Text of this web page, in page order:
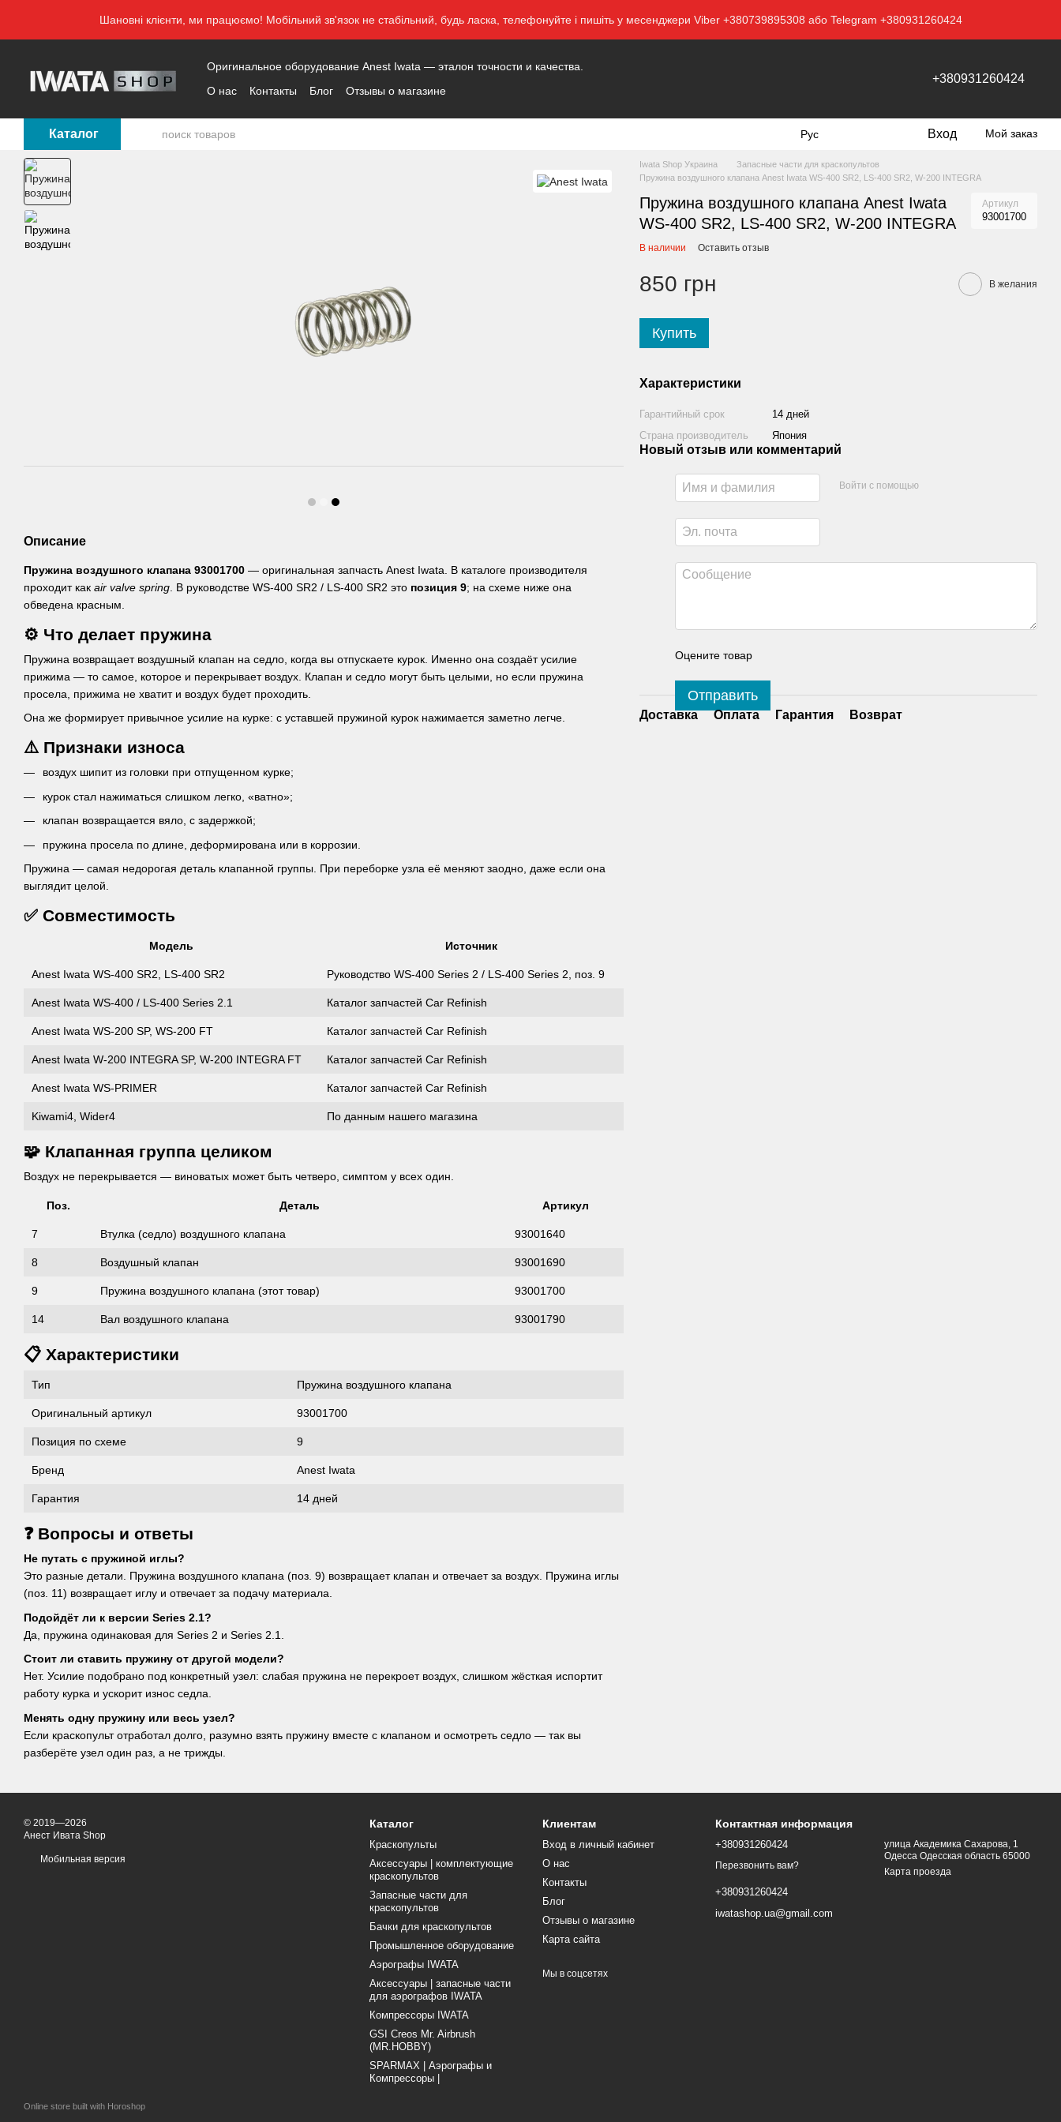
Шановні клієнти, ми працюємо! Мобільний зв'язок не стабільний, будь ласка, телефонуйте і пишіть у месенджери Viber +380739895308 або Telegram +380931260424
Оригинальное оборудование Anest Iwata — эталон точности и качества.
О нас
Контакты Блог Отзывы о магазине
+380931260424
Каталог Рус Вход Мой заказ
Описание
Пружина воздушного клапана 93001700 — оригинальная запчасть Anest Iwata. В каталоге производителя
проходит как air valve spring . В руководстве WS-400 SR2 / LS-400 SR2 это позиция 9; на схеме ниже она
обведена красным.
⚙️ Что делает пружина
Пружина возвращает воздушный клапан на седло, когда вы отпускаете курок. Именно она создаёт усилие
прижима — то самое, которое и перекрывает воздух. Клапан и седло могут быть целыми, но если пружина
просела, прижима не хватит и воздух будет проходить.
Она же формирует привычное усилие на курке: с уставшей пружиной курок нажимается заметно легче.
⚠️ Признаки износа
воздух шипит из головки при отпущенном курке;
курок стал нажиматься слишком легко, «ватно»;
клапан возвращается вяло, с задержкой;
пружина просела по длине, деформирована или в коррозии.
Пружина — самая недорогая деталь клапанной группы. При переборке узла её меняют заодно, даже если она
выглядит целой.
✅ Совместимость
Модель Источник
Anest Iwata WS-400 SR2, LS-400 SR2 Руководство WS-400 Series 2 / LS-400 Series 2, поз. 9
Anest Iwata WS-400 / LS-400 Series 2.1 Каталог запчастей Car Refinish
Anest Iwata WS-200 SP, WS-200 FT Каталог запчастей Car Refinish
Anest Iwata W-200 INTEGRA SP, W-200 INTEGRA FT Каталог запчастей Car Refinish
Anest Iwata WS-PRIMER Каталог запчастей Car Refinish
Kiwami4, Wider4 По данным нашего магазина
🧩 Клапанная группа целиком
Воздух не перекрывается — виноватых может быть четверо, симптом у всех один.
Поз. Деталь Артикул
7 Втулка (седло) воздушного клапана 93001640
8 Воздушный клапан 93001690
9 Пружина воздушного клапана (этот товар) 93001700
14 Вал воздушного клапана 93001790
📋 Характеристики
Тип Пружина воздушного клапана
Оригинальный артикул 93001700
Позиция по схеме 9
Бренд Anest Iwata
Гарантия 14 дней
❓ Вопросы и ответы
Не путать с пружиной иглы?
Это разные детали. Пружина воздушного клапана (поз. 9) возвращает клапан и отвечает за воздух. Пружина иглы
(поз. 11) возвращает иглу и отвечает за подачу материала.
Подойдёт ли к версии Series 2.1?
Да, пружина одинаковая для Series 2 и Series 2.1.
Стоит ли ставить пружину от другой модели?
Нет. Усилие подобрано под конкретный узел: слабая пружина не перекроет воздух, слишком жёсткая испортит
работу курка и ускорит износ седла.
Менять одну пружину или весь узел?
Если краскопульт отработал долго, разумно взять пружину вместе с клапаном и осмотреть седло — так вы
разберёте узел один раз, а не трижды.
Iwata Shop Украина
Запасные части для краскопультов
Пружина воздушного клапана Anest Iwata WS-400 SR2, LS-400 SR2, W-200 INTEGRA
Пружина воздушного клапана Anest Iwata
WS-400 SR2, LS-400 SR2, W-200 INTEGRA
Артикул
93001700
В наличии Оставить отзыв
850 грн В желания
Купить
Характеристики
Гарантийный срок
14 дней
Страна производитель
Япония
Новый отзыв или комментарий
Войти с помощью
Оцените товар
Отправить
Доставка Оплата Гарантия Возврат
© 2019—2026
Анест Ивата Shop
Мобильная версия
Online store built with Horoshop
Каталог
Краскопульты
Аксессуары | комплектующие
краскопультов
Запасные части для
краскопультов
Бачки для краскопультов
Промышленное оборудование
Аэрографы IWATA
Аксессуары | запасные части
для аэрографов IWATA
Компрессоры IWATA
GSI Creos Mr. Airbrush
(MR.HOBBY)
SPARMAX | Аэрографы и
Компрессоры |
Клиентам
Вход в личный кабинет
О нас
Контакты
Блог
Отзывы о магазине
Карта сайта
Мы в соцсетях
Контактная информация
+380931260424
Перезвонить вам?
+380931260424
iwatashop.ua@gmail.com
улица Академика Сахарова, 1
Одесса Одесская область 65000
Карта проезда